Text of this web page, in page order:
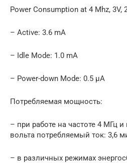
Power Consumption at 4 Mhz, 3V,
– Active: 3.6 mA
– Idle Mode: 1.0 mA
– Power-down Mode: 0.5 µA
Потребляемая мощность:
– при работе на частоте 4 МГц
вольта потребляемый ток: 3,6
– в различных режимах